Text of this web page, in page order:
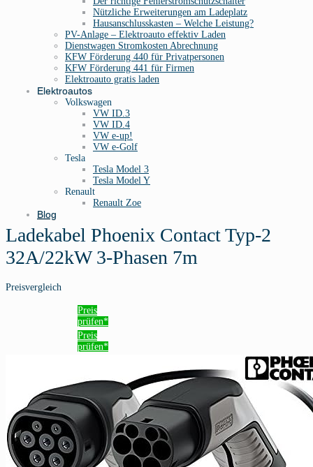
Nützliche Erweiterungen am Ladeplatz
Hausanschlusskasten – Welche Leistung?
PV-Anlage – Elektroauto effektiv Laden
Dienstwagen Stromkosten Abrechnung
KFW Förderung 440 für Privatpersonen
KFW Förderung 441 für Firmen
Elektroauto gratis laden
Elektroautos
Volkswagen
VW ID.3
VW ID.4
VW e-up!
VW e-Golf
Tesla
Tesla Model 3
Tesla Model Y
Renault
Renault Zoe
Blog
Ladekabel Phoenix Contact Typ-2
32A/22kW 3-Phasen 7m
Preisvergleich
Preis
prüfen*
Preis
prüfen*